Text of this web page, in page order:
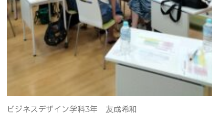
ビジネスデザイン学科3年 友成希和